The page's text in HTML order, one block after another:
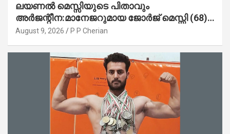
ലയണൽ മെസ്സിയുടെ പിതാവും
അർജന്റീന:മാനേജറുമായ ജോർജ് മെസ്സി (68)
അന്തരിച്ചു
August 9, 2026 P P Cherian